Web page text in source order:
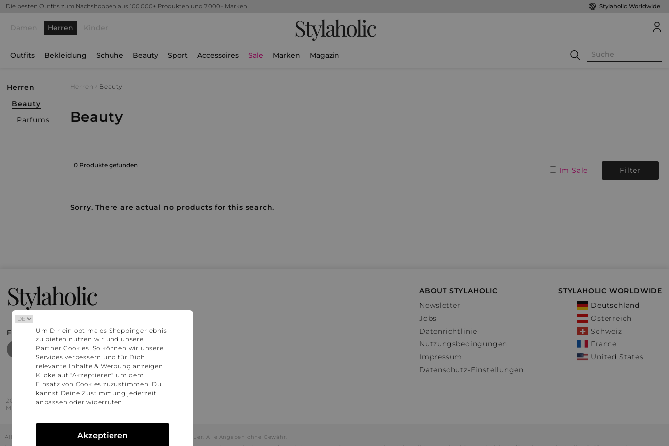
Die besten Outfits zum Nachshoppen aus 100.000+ Produkten und 7.000+ Marken Stylaholic Worldwide
Damen Herren Kinder Stylaholic
Outfits Bekleidung Schuhe Beauty Sport Accessoires Sale Marken Magazin
Herren
Beauty
Parfums
Herren Beauty
Beauty
0 Produkte gefunden
Im Sale Filter
Sorry. There are actual no products for this search.
Stylaholic
FIND MORE INSPIRATION
ABOUT STYLAHOLIC
Newsletter
Jobs
Datenrichtlinie
Nutzungsbedingungen
Impressum
Datenschutz-Einstellungen
STYLAHOLIC WORLDWIDE
Deutschland
Österreich
Schweiz
France
United States
2016 - 2026 © Stylaholic.
Made for you with love in munich.
Alle Preise inkl. der jeweils geltenden gesetzlichen Mehrwertsteuer. Alle Angaben ohne Gewähr.
Um Dir ein optimales Shoppingerlebnis
zu bieten nutzen wir und unsere
Partner Cookies. So können wir unsere
Services verbessern und für Dich
relevante Inhalte & Werbung anzeigen.
Klicke auf "Akzeptieren" um dem
Einsatz von Cookies zuzustimmen. Du
kannst Deine Zustimmung jederzeit
anpassen oder widerrufen.
Akzeptieren